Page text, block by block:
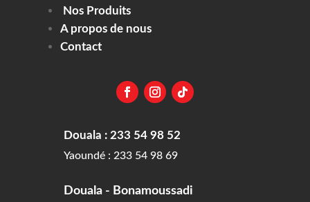
Nos Produits
A propos de nous
Contact
Douala : 233 54 98 52
Yaoundé : 233 54 98 69
Douala - Bonamoussadi